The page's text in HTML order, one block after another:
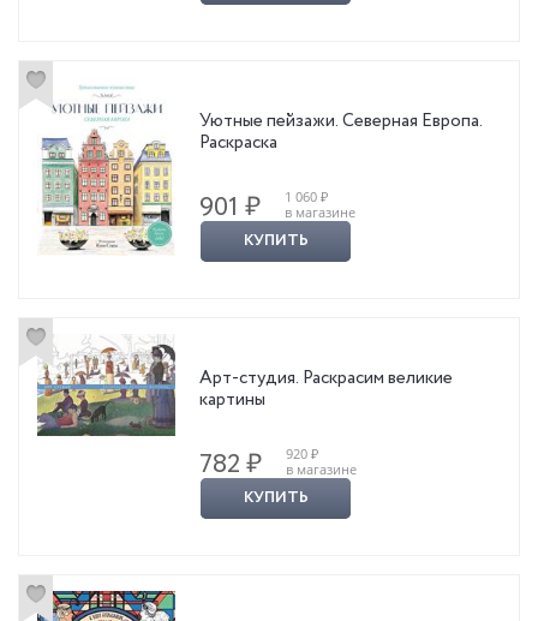
Уютные пейзажи. Северная Европа.
Раскраска
901 ₽
1 060 ₽
в магазине
КУПИТЬ
Арт-студия. Раскрасим великие
картины
782 ₽
920 ₽
в магазине
КУПИТЬ